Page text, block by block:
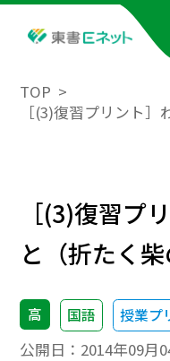
TOP
［(3)復習プリント］
［(3)復習プ
と（折たく柴
高 国語 授業プ
公開日： 2014年09月